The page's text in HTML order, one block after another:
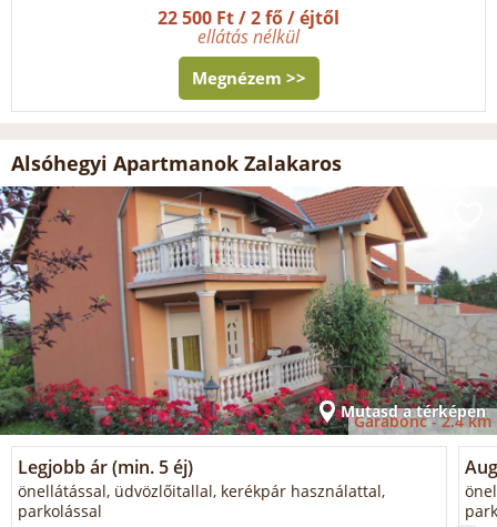
22 500 Ft / 2 fő / éjtől
ellátás nélkül
Megnézem >>
Alsóhegyi Apartmanok Zalakaros
Mutasd a térképen
Garabonc -2.4 km
Legjobb ár (min. 5 éj)
önellátással, üdvözlőitallal, kerékpár használattal,
parkolással